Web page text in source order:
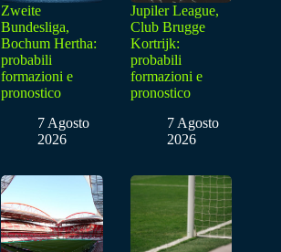
Zweite
Bundesliga,
Bochum Hertha:
probabili
formazioni e
pronostico
7 Agosto
2026
Jupiler League,
Club Brugge
Kortrijk:
probabili
formazioni e
pronostico
7 Agosto
2026